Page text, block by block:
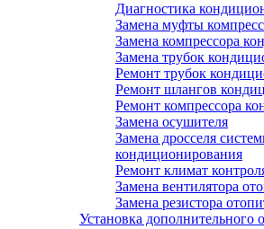
Диагностика
Замена муфты
Замена компрессора
Замена трубок
Ремонт трубок
Ремонт шлангов
Ремонт компрессора
Замена осушителя
Замена дросселя
кондиционирования
Ремонт климат
Замена вентилятора
Замена резистора
Установка дополнительного